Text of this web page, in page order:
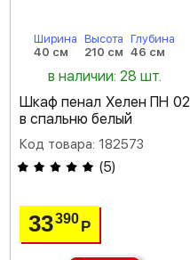
Ширина
40 см
Высота
210 см
Глубина
46 см
в наличии: 28 шт.
Шкаф пенал Хелен ПН 02
в спальню белый
Код товара: 182573
(5)
33390Р